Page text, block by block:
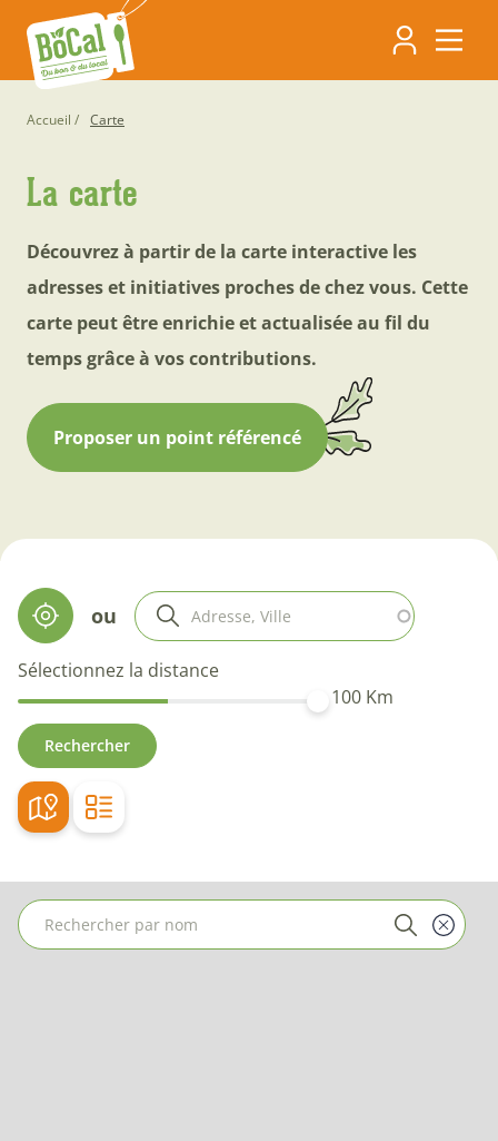
contenu
principal
Fil
d'Ariane
Accueil Carte
La carte
Découvrez à partir de la carte interactive les
adresses et initiatives proches de chez vous. Cette
carte peut être enrichie et actualisée au fil du
temps grâce à vos contributions.
Proposer un point référencé
ou
Sélectionnez la distance
100 Km